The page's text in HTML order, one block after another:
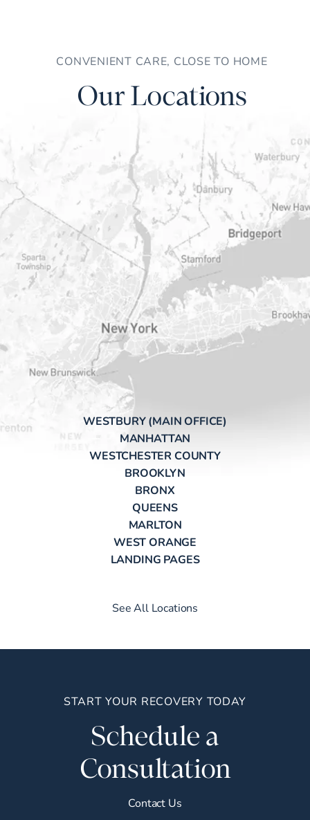
CONVENIENT CARE, CLOSE TO HOME
Our Locations
WESTBURY (MAIN OFFICE)
MANHATTAN
WESTCHESTER COUNTY
BROOKLYN
BRONX
QUEENS
MARLTON
WEST ORANGE
LANDING PAGES
See All Locations
START YOUR RECOVERY TODAY
Schedule a
Consultation
Contact Us